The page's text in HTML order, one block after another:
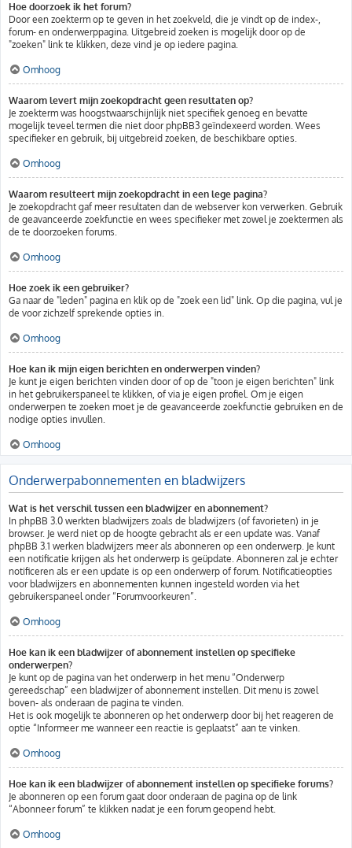
Hoe doorzoek ik het forum?
Door een zoekterm op te geven in het zoekveld, die je vindt op de index-,
forum- en onderwerppagina. Uitgebreid zoeken is mogelijk door op de
"zoeken" link te klikken, deze vind je op iedere pagina.
Omhoog
Waarom levert mijn zoekopdracht geen resultaten op?
Je zoekterm was hoogstwaarschijnlijk niet specifiek genoeg en bevatte
mogelijk teveel termen die niet door phpBB3 geïndexeerd worden. Wees
specifieker en gebruik, bij uitgebreid zoeken, de beschikbare opties.
Omhoog
Waarom resulteert mijn zoekopdracht in een lege pagina?
Je zoekopdracht gaf meer resultaten dan de webserver kon verwerken. Gebruik
de geavanceerde zoekfunctie en wees specifieker met zowel je zoektermen als
de te doorzoeken forums.
Omhoog
Hoe zoek ik een gebruiker?
Ga naar de "leden" pagina en klik op de "zoek een lid" link. Op die pagina, vul je
de voor zichzelf sprekende opties in.
Omhoog
Hoe kan ik mijn eigen berichten en onderwerpen vinden?
Je kunt je eigen berichten vinden door of op de "toon je eigen berichten" link
in het gebruikerspaneel te klikken, of via je eigen profiel. Om je eigen
onderwerpen te zoeken moet je de geavanceerde zoekfunctie gebruiken en de
nodige opties invullen.
Omhoog
Onderwerpabonnementen en bladwijzers
Wat is het verschil tussen een bladwijzer en abonnement?
In phpBB 3.0 werkten bladwijzers zoals de bladwijzers (of favorieten) in je
browser. Je werd niet op de hoogte gebracht als er een update was. Vanaf
phpBB 3.1 werken bladwijzers meer als abonneren op een onderwerp. Je kunt
een notificatie krijgen als het onderwerp is geüpdate. Abonneren zal je echter
notificeren als er een update is op een onderwerp of forum. Notificatieopties
voor bladwijzers en abonnementen kunnen ingesteld worden via het
gebruikerspaneel onder “Forumvoorkeuren”.
Omhoog
Hoe kan ik een bladwijzer of abonnement instellen op specifieke
onderwerpen?
Je kunt op de pagina van het onderwerp in het menu “Onderwerp
gereedschap” een bladwijzer of abonnement instellen. Dit menu is zowel
boven- als onderaan de pagina te vinden.
Het is ook mogelijk te abonneren op het onderwerp door bij het reageren de
optie “Informeer me wanneer een reactie is geplaatst” aan te vinken.
Omhoog
Hoe kan ik een bladwijzer of abonnement instellen op specifieke forums?
Je abonneren op een forum gaat door onderaan de pagina op de link
“Abonneer forum” te klikken nadat je een forum geopend hebt.
Omhoog